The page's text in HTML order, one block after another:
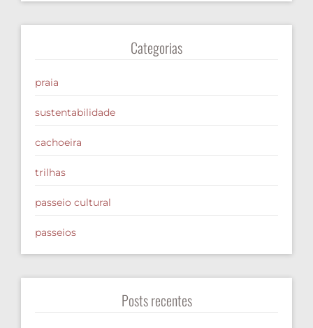
Categorias
praia
sustentabilidade
cachoeira
trilhas
passeio cultural
passeios
Posts recentes